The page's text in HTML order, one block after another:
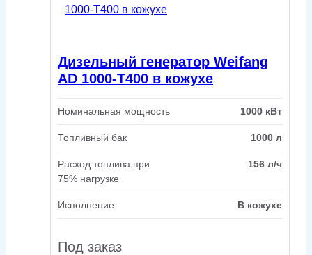
Дизельный генератор Weifang
AD 1000-T400 в кожухе
Номинальная мощность 1000 кВт
Топливный бак 1000 л
Расход топлива при
75% нагрузке
156 л/ч
Исполнение В кожухе
Под заказ